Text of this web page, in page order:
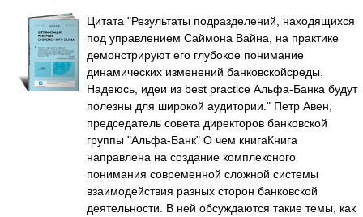
Цитата "Результаты подразделений, находящихся
под управлением Саймона Вайна, на практике
демонстрируют его глубокое понимание
динамических изменений банковскойсреды.
Надеюсь, идеи из best practice Альфа-Банка будут
полезны для широкой аудитории." Петр Авен,
председатель совета директоров банковской
группы "Альфа-Банк" О чем книгаКнига
направлена на создание комплексного
понимания современной сложной системы
взаимодействия разных сторон банковской
деятельности. В ней обсуждаются такие темы, как